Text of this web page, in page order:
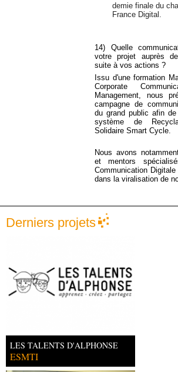
demie finale du
France Digital.
14) Quelle
votre projet auprès
suite à vos actions ?
Issu d'une formation
Corporate
Management, nous
campagne de
du grand public afin
système de
Solidaire Smart Cycle.
Nous avons
et mentors
Communication
dans la viralisation de
Derniers projets
LES TALENTS D'ALPHONSE
ESMTI